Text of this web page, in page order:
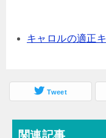
キャロルの適正
Tweet
関連記事